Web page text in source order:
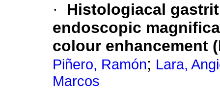
·
Histologiacal
endoscopic
colour enhancement
Piñero, Ramón; Lara,
Marcos